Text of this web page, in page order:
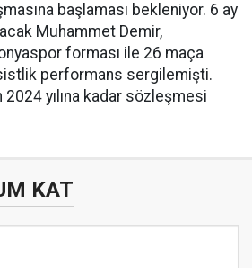
başlaması bekleniyor. 6 ay
Muhammet Demir,
forması ile 26 maça
performans sergilemişti.
2024 yılına kadar sözleşmesi
KAT